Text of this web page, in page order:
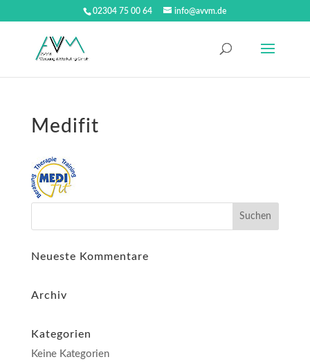
02304 75 00 64 info@avvm.de
Medifit
Neueste Kommentare
Archiv
Kategorien
Keine Kategorien